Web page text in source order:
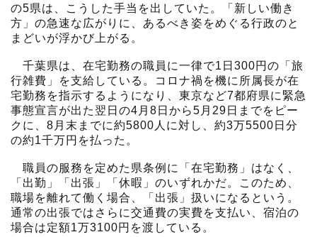
の5県は、こうした手当を出していた。「新しい働き
方」の急速な広がりに、あるべき姿をめぐる行政のと
まどいが浮かび上がる。
千葉県は、在宅勤務の職員に一律で1日300円の「旅
行雑費」を支給している。コロナ禍を機に所属長が在
宅勤務を指示するようになり、東京など7都府県に緊急
事態宣言が出た翌日の4月8日から5月29日までをピー
クに、8月末までに約5800人に対し、約3万5500日分
の約1千万円を払った。
職員の服務を定めた県条例に「在宅勤務」はなく、
「出勤」「出張」「休暇」のいずれかだ。このため、
職場を離れて働く場合、「出張」扱いになるという。
通常の出張ではさらに交通費の実費を支払い、宿泊の
場合は定額1万3100円を渡している。